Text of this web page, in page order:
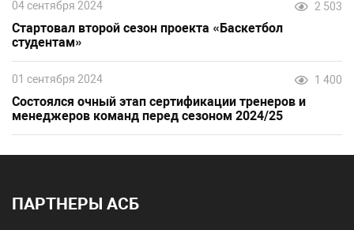
04 сентября 2024 2 503
Стартовал второй сезон проекта «Баскетбол
студентам»
01 сентября 2024 1 400
Состоялся очный этап сертификации тренеров и
менеджеров команд перед сезоном 2024/25
ПАРТНЕРЫ АСБ